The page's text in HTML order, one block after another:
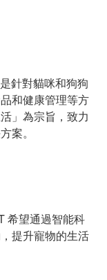
針對貓咪和狗狗
和健康管理等方
」為宗旨，致力
案。
希望通過智能科
提升寵物的生活